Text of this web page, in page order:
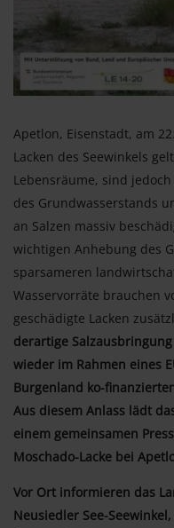
Apetlon, Eisenstadt, am
Lacken des Seewinkels
Lebensräume, sind
des Grundwasserstands
an Salzen massiv
wichtigen Anhebung des
sparsameren
Wasservorräte brauchen
geschädigte Lacken
derartige
wieder im Rahmen eines
Burgenland ko-
Aus diesem Anlass lädt
einem gemeinsamen
Moschado-Lacke bei
Vor Ort informieren das
Neusiedler See-